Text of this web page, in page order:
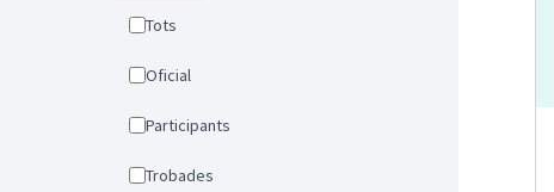
Tots
Oficial
Participants
Trobades